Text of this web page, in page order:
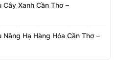
Cây Xanh Cần Thơ –
Nâng Hạ Hàng Hóa Cần Thơ –